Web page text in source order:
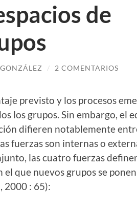
de
/ 2 COMENTARIOS
previsto y los procesos
los grupos. Sin embargo, el
difieren notablemente
fuerzas son internas o
las cuatro fuerzas
que nuevos grupos se
2000 : 65):